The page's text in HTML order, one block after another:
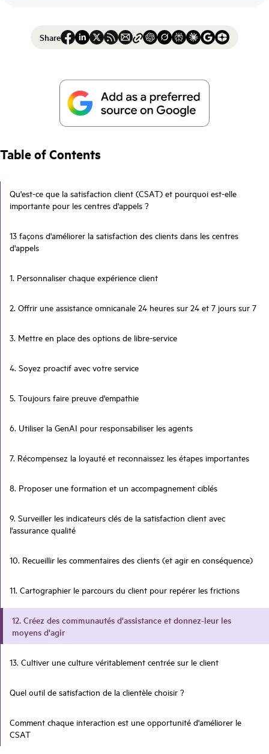
Share
Table of Contents
Qu'est-ce que la satisfaction client (CSAT) et pourquoi est-elle
importante pour les centres d'appels ?
13 façons d'améliorer la satisfaction des clients dans les centres
d'appels
1. Personnaliser chaque expérience client
2. Offrir une assistance omnicanale 24 heures sur 24 et 7 jours sur 7
3. Mettre en place des options de libre-service
4. Soyez proactif avec votre service
5. Toujours faire preuve d'empathie
6. Utiliser la GenAI pour responsabiliser les agents
7. Récompensez la loyauté et reconnaissez les étapes importantes
8. Proposer une formation et un accompagnement ciblés
9. Surveiller les indicateurs clés de la satisfaction client avec
l'assurance qualité
10. Recueillir les commentaires des clients (et agir en conséquence)
11. Cartographier le parcours du client pour repérer les frictions
12. Créez des communautés d'assistance et donnez-leur les
moyens d'agir
13. Cultiver une culture véritablement centrée sur le client
Quel outil de satisfaction de la clientèle choisir ?
Comment chaque interaction est une opportunité d'améliorer le
CSAT